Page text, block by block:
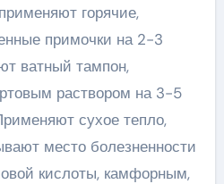
горячие,
примочки на 2-3
ватный тампон,
раствором на 3-5
сухое тепло,
место болезненности
кислоты, камфорным,